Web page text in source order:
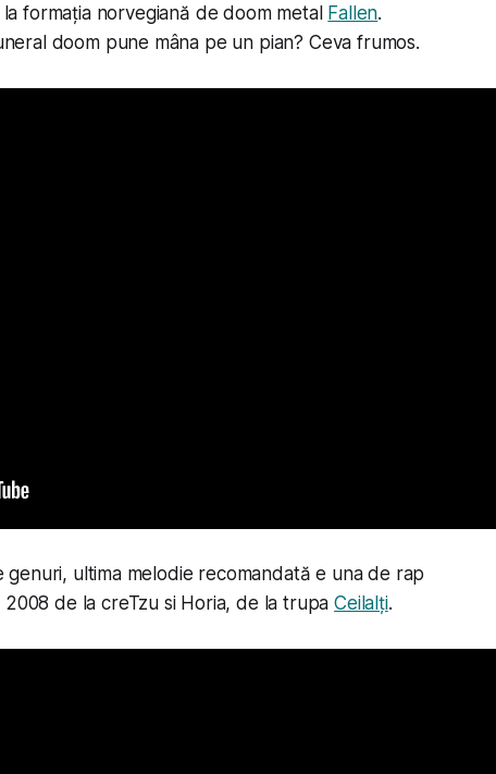
formația norvegiană de doom metal Fallen.
doom pune mâna pe un pian? Ceva frumos.
genuri, ultima melodie recomandată e una de rap
2008 de la creTzu si Horia, de la trupaCeilalți.